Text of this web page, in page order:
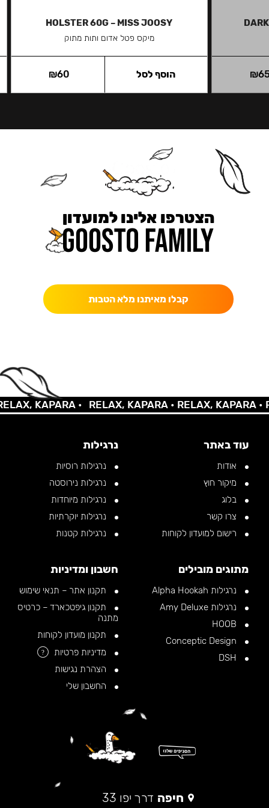
₪
HOLSTER 60G – MISS JOOSY
מיקס פטל אדום ותות מתוק
₪60 הוסף לסל
הצטרפו אלינו למועדון
קבלו מאיתנו מלא הטבות
KAPARA • RELAX, KAPARA •RELAX, KAPARA •
עוד באתר
אודות
מיקור חוץ
בלוג
צרו קשר
רישום למועדון לקוחות
נרגילות
נרגילות רוסיות
נרגילות נירוסטה
נרגילות מיוחדות
נרגילות יוקרתיות
נרגילות קטנות
מתוגים מובילים
נרגילות Alpha Hookah
נרגילות Amy Deluxe
חשבון ומדיניות
תקנון אתר – תנאי שימוש
תקנון גיפטכארד – כרטיס
מתנה
תקנון מועדון לקוחות
מדיניות פרטיות
?
הצהרת נגישות
החשבון שלי
חיפה דרך יפו 33